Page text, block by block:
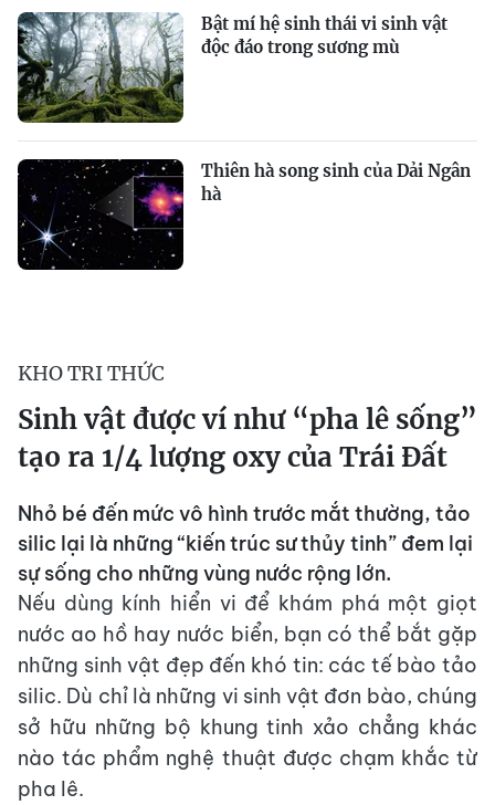
Bật mí hệ sinh thái vi sinh vật
độc đáo trong sương mù
Thiên hà song sinh của Dải Ngân
hà
KHO TRI THỨC
Sinh vật được ví như “pha lê sống”
tạo ra 1/4 lượng oxy của Trái Đất
Nhỏ bé đến mức vô hình trước mắt thường, tảo
silic lại là những “kiến trúc sư thủy tinh” đem lại
sự sống cho những vùng nước rộng lớn.
Nếu dùng kính hiển vi để khám phá một giọt
nước ao hồ hay nước biển, bạn có thể bắt gặp
những sinh vật đẹp đến khó tin: các tế bào tảo
silic. Dù chỉ là những vi sinh vật đơn bào, chúng
sở hữu những bộ khung tinh xảo chẳng khác
nào tác phẩm nghệ thuật được chạm khắc từ
pha lê.